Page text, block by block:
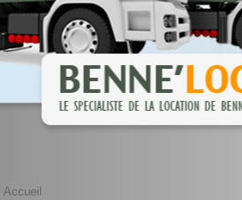
Accueil